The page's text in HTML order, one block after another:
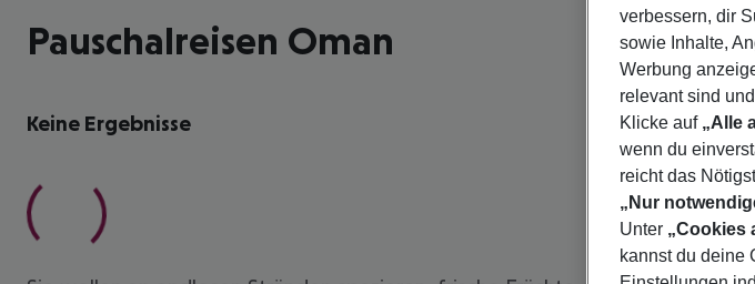
Pauschalreisen Oman
Keine Ergebnisse
verbessern, dir
sowie Inhalte,
Werbung
relevant sind
Klicke auf „Alle
wenn du
reicht das
„Nur
Unter „Cookies
kannst du deine